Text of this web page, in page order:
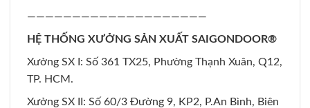
————————————————————
HỆ THỐNG XƯỞNG SẢN XUẤT SAIGONDOOR®
Xưởng SX I: Số 361 TX25, Phường Thạnh Xuân, Q12,
TP. HCM.
Xưởng SX II: Số 60/3 Đường 9, KP2, P.An Bình, Biên